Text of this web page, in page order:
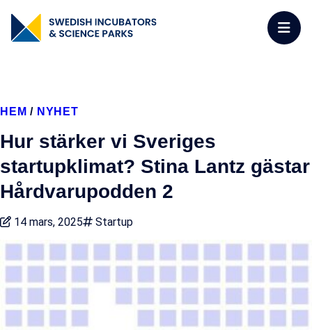
HEM / NYHET
Hur stärker vi Sveriges
startupklimat? Stina Lantz gästar
Hårdvarupodden 2
14 mars, 2025 Startup